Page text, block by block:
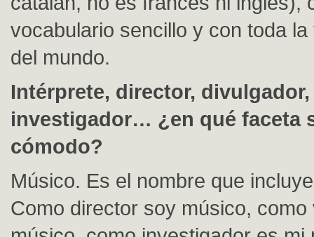
vocabulario sencillo y con toda la
del mundo.
Intérprete, director, divulgador,
investigador… ¿en qué faceta
cómodo?
Músico. Es el nombre que
Como director soy músico, como